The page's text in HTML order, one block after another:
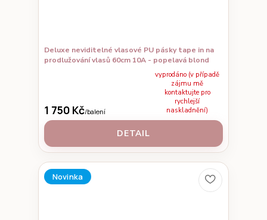
Deluxe neviditelné vlasové PU pásky tape in na
prodlužování vlasů 60cm 10A - popelavá blond
1 750 Kč/balení
vyprodáno (v případě
zájmu mě
kontaktujte pro
rychlejší
naskladnění)
DETAIL
Novinka